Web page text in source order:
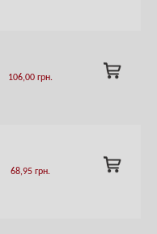
106,00 грн.
ADD
TO
68,95 грн.
ADD
TO